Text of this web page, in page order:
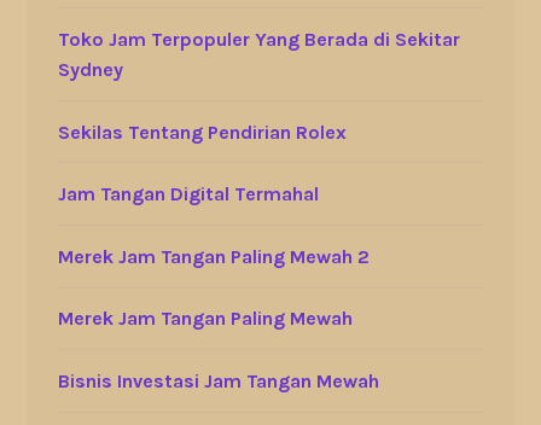
Toko Jam Terpopuler Yang Berada di Sekitar
Sydney
Sekilas Tentang Pendirian Rolex
Jam Tangan Digital Termahal
Merek Jam Tangan Paling Mewah 2
Merek Jam Tangan Paling Mewah
Bisnis Investasi Jam Tangan Mewah